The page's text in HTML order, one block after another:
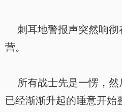
刺耳地警报声突然响彻
营。
所有战士先是一愣，然
已经渐渐升起的睡意开始